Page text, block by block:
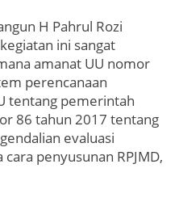
H Pahrul Rozi
ini sangat
amanat UU nomor
perencanaan
tentang pemerintah
86 tahun 2017 tentang
evaluasi
penyusunan RPJMD,